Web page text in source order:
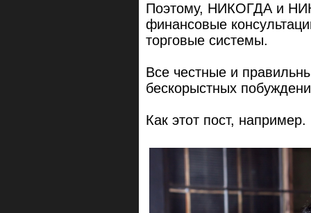
Поэтому, НИКОГДА и
финансовые
торговые системы.
Все честные и
бескорыстных
Как этот пост, например.